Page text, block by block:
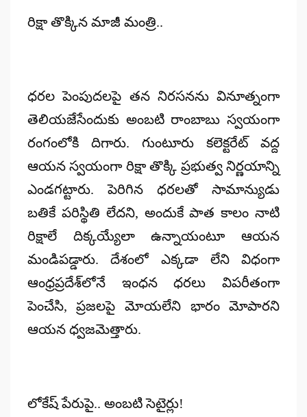
రిక్షా తొక్కిన మాజీ మంత్రి..
ధరల పెంపుదలపై తన నిరసనను వినూత్నంగా
తెలియజేసేందుకు అంబటి రాంబాబు స్వయంగా
రంగంలోకి దిగారు. గుంటూరు కలెక్టరేట్ వద్ద
ఆయన స్వయంగా రిక్షా తొక్కి ప్రభుత్వ నిర్ణయాన్ని
ఎండగట్టారు. పెరిగిన ధరలతో సామాన్యుడు
బతికే పరిస్థితి లేదని, అందుకే పాత కాలం నాటి
రిక్షాలే దిక్కయ్యేలా ఉన్నాయంటూ ఆయన
మండిపడ్డారు. దేశంలో ఎక్కడా లేని విధంగా
ఆంధ్రప్రదేశ్‌లోనే ఇంధన ధరలు విపరీతంగా
పెంచేసి, ప్రజలపై మోయలేని భారం మోపారని
ఆయన ధ్వజమెత్తారు.
లోకేష్ పేరుపై.. అంబటి సెటైర్లు!